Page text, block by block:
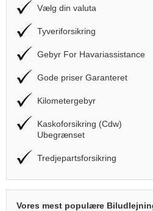
Vælg din valuta
Tyveriforsikring
Gebyr For Havariassistance
Gode priser Garanteret
Kilometergebyr
Kaskoforsikring (Cdw)
Ubegrænset
Tredjepartsforsikring
Vores mest populære